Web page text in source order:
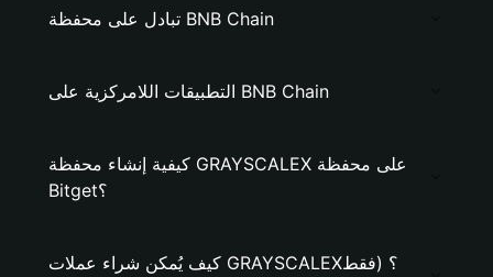
تبادل على محفظة BNB Chain
التطبيقات اللامركزية على BNB Chain
كيفية إنشاء محفظة GRAYSCALEX على محفظة
Bitget؟
كيف يُمكن شراء عملات GRAYSCALEX؟ (فقط